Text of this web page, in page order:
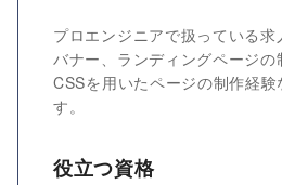
プロエンジニアで扱っている求
バナー、ランディングページ
CSSを用いたページの制作経験
す。
役立つ資格